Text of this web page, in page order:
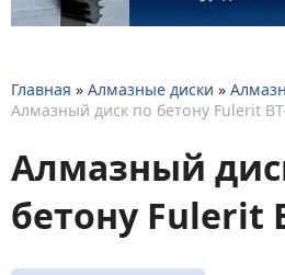
Главная » Алмазные диски »
Алмазный диск по бетону Fulerit
Алмазный
бетону Fulerit